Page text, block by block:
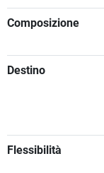
Composizione
Destino
Flessibilità